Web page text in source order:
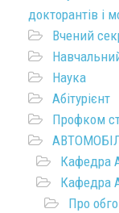
докторантів і
Вчений
Наука
Абітурієнт
Профком
Кафедра
Кафедра
Про